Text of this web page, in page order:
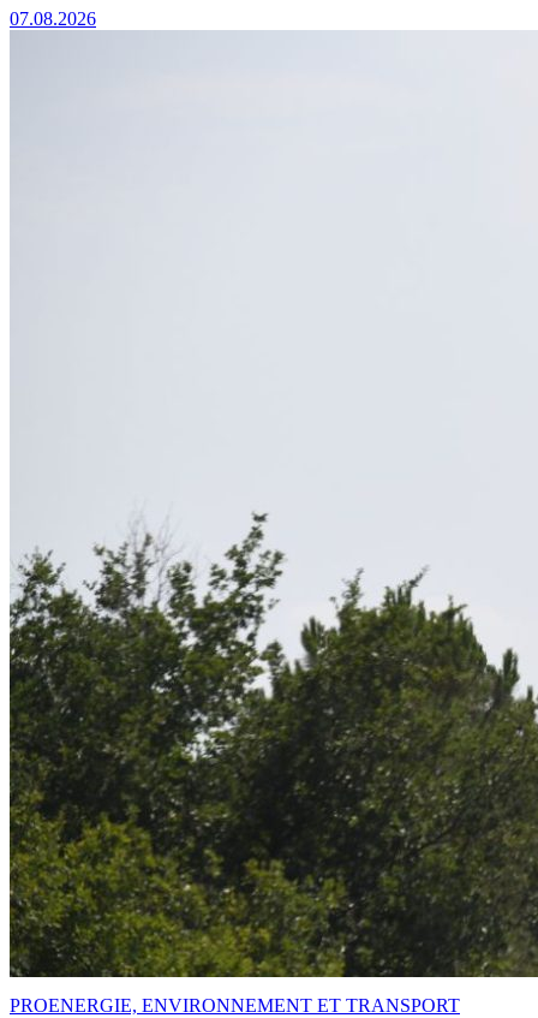
07.08.2026
PROENERGIE, ENVIRONNEMENT ET TRANSPORT